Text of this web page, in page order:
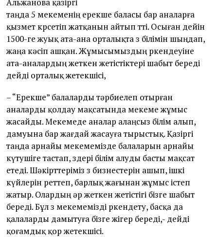
таңда 5 мекеменің ерекше баласы бар аналарға
қызмет көрсетіп жатқанын айтып өтті. Осыған дейін
1500-ге жуық ата-ана орталықта өз білімін шыңдап,
жаңа кәсіп ашқан. Жұмысымыздың өркендеуіне
ата-аналардың жеткен жетістіктері шабыт береді
дейді орталық жетекшісі,
– “Ерекше” балаларды тәрбиелеп отырған
аналарды қолдау мақсатында мекеме жұмыс
жасайды. Мекемеде аналар алаңсыз білім алып,
дамуына бар жағдай жасауға тырыстық. Қазіргі
таңда арнайы мекемемізде балаларын арнайы
күтушіге тастап, өздері білім алуды басты мақсат
етеді. Шәкірттеріміз өз бизнестерін ашып, ішкі
күйлерін реттеп, барлық жағынан жұмыс істеп
жатыр. Олардың әр жеткен жетістігі бізге шабыт
береді. Бұл өз мекемемізді өркендету, басқа да
қалаларды дамытуға бізге жігер береді,- дейді
қоғамдық қор жетекшісі.